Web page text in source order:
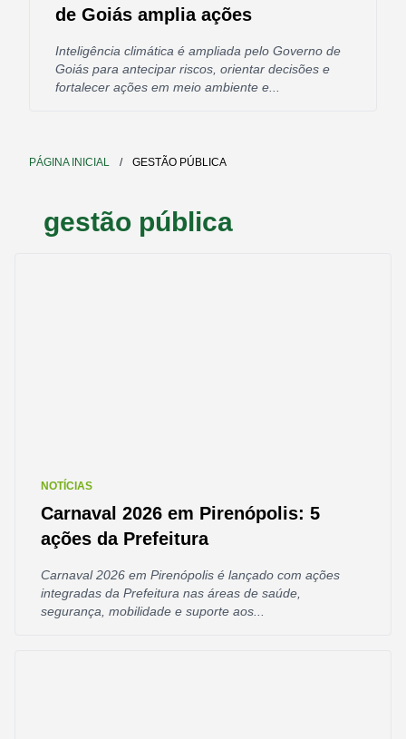
de Goiás amplia ações
Inteligência climática é ampliada pelo Governo de
Goiás para antecipar riscos, orientar decisões e
fortalecer ações em meio ambiente e...
PÁGINA INICIAL / GESTÃO PÚBLICA
gestão pública
NOTÍCIAS
Carnaval 2026 em Pirenópolis: 5
ações da Prefeitura
Carnaval 2026 em Pirenópolis é lançado com ações
integradas da Prefeitura nas áreas de saúde,
segurança, mobilidade e suporte aos...